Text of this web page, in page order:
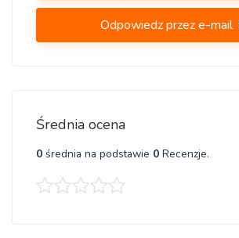
Auto złom KrakówTarnów Nowy Sącz
Chrzanów Olkusz Nowy Targ Bochnia
Skawina Wieliczka Andrychów Trzebinia
Chełmek Wolbrom Mszana Dolna
Dobczyce Grybów Proszowice Maków
Piwniczna-Zdrój Szczawnica Jordanów
Kalwaria Zebrzydowska Słomniki Żabno
Odpowiedz przez e-mail
Średnia ocena
0 średnia na podstawie 0 Recenzje.